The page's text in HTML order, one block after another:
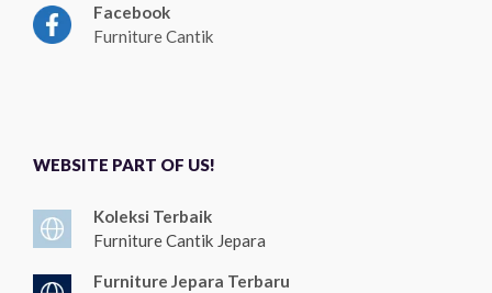
Facebook
Furniture Cantik
WEBSITE PART OF US!
Koleksi Terbaik
Furniture Cantik Jepara
Furniture Jepara Terbaru